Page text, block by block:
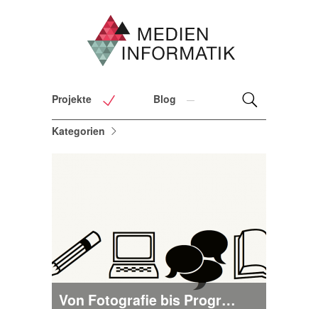
Projekte Blog
Kategorien
Von Fotografie bis Programmierung